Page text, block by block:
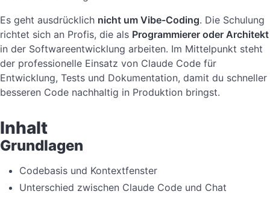
Es geht ausdrücklich nicht um Vibe-Coding. Die Schulung
richtet sich an Profis, die als Programmierer oder Architekt
in der Softwareentwicklung arbeiten. Im Mittelpunkt steht
der professionelle Einsatz von Claude Code für
Entwicklung, Tests und Dokumentation, damit du schneller
besseren Code nachhaltig in Produktion bringst.
Inhalt
Grundlagen
Codebasis und Kontextfenster
Unterschied zwischen Claude Code und Chat